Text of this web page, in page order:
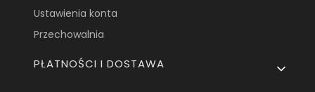
Ustawienia konta
Przechowalnia
PŁATNOŚCI I DOSTAWA